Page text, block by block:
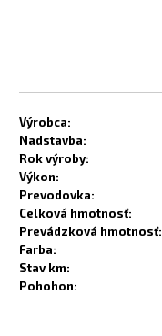
Výrobca:
Nadstavba:
Rok výroby:
Výkon:
Prevodovka:
Celková hmotnosť:
Prevádzková hmotnosť:
Farba:
Stav km:
Pohohon: